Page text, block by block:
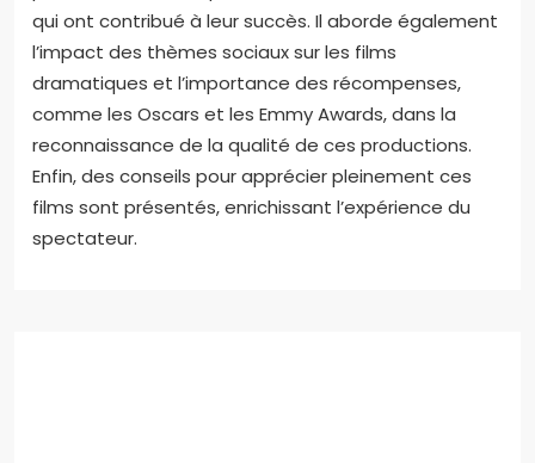
Les chaînes de films dramatiques sont des
plateformes dédiées à des récits émotionnels
explorant des thèmes tels que l’amour, la perte et
les conflits humains. Cet article examine les
caractéristiques distinctives de ces chaînes, les
éléments clés qui les définissent, ainsi que les
performances marquantes d’acteurs et réalisateurs
qui ont contribué à leur succès. Il aborde également